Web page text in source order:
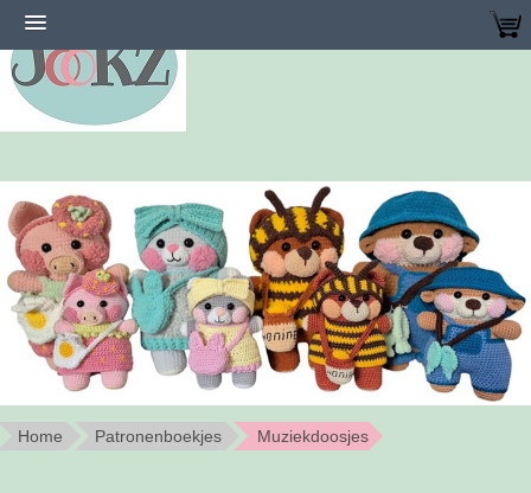
Home Patronenboekjes Muziekdoosjes